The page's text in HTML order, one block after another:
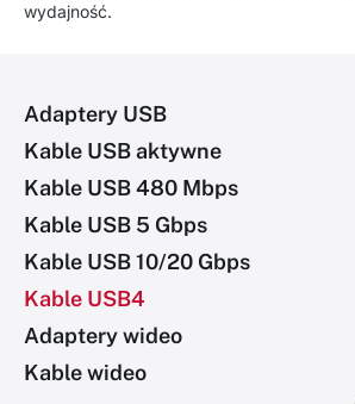
wydajność.
Adaptery USB
Kable USB aktywne
Kable USB 480 Mbps
Kable USB 5 Gbps
Kable USB 10/20 Gbps
Kable USB4
Adaptery wideo
Kable wideo